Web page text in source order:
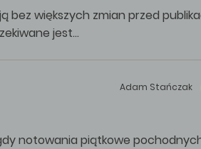
bez większych zmian przed
jest…
Adam Stańczak
notowania piątkowe